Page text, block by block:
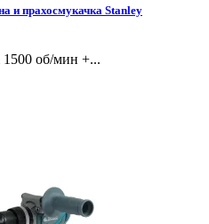
и прахосмукачка Stanley
об/мин +...